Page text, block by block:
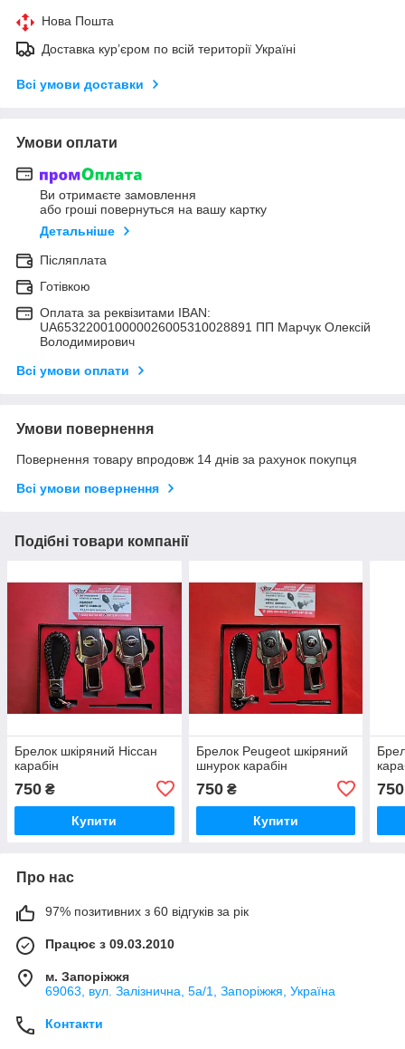
Нова Пошта
Доставка кур’єром по всій території Україні
Всі умови доставки
Умови оплати
Ви отримаєте замовлення
або гроші повернуться на вашу картку
Детальніше
Післяплата
Готівкою
Оплата за реквізитами IBAN:
UA653220010000026005310028891 ПП Марчук Олексій
Володимирович
Всі умови оплати
Умови повернення
Повернення товару впродовж 14 днів за рахунок покупця
Всі умови повернення
Подібні товари компанії
Брелок шкіряний Ніссан
карабін
750 ₴
Купити
Брелок Peugeot шкіряний
шнурок карабін
750₴
Купити
750
Про нас
97% позитивних з 60 відгуків за рік
Працює з 09.03.2010
м. Запоріжжя
69063, вул. Залізнична, 5а/1, Запоріжжя, Україна
Контакти